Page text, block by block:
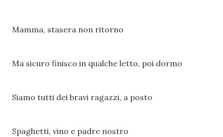
Mamma, stasera non ritorno
Ma sicuro finisco in qualche letto, poi dormo
Siamo tutti dei bravi ragazzi, a posto
Spaghetti, vino e padre nostro